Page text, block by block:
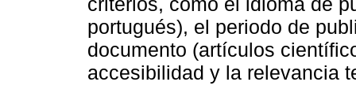
portugués), el periodo de
documento (artículos
accesibilidad y la relevancia